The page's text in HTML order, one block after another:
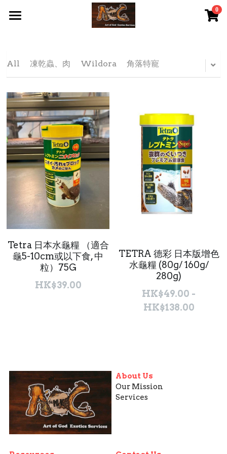
0
關於我們 About Us
最新資訊 Latest News
AOG Channel
網上商店 Shop Now
飼養陸龜小貼士 Tips
Facebook 專頁Facebook Page
聯絡我們 Contact Us
Search
All 凍乾蟲、肉 Wildora 角落特寵
Tetra 日本水龜糧 （適合
龜5-10cm或以下食, 中
粒）75G
HK$39.00
TETRA 德彩 日本版增色
水龜糧 (80g/ 160g/
280g)
HK$49.00 -
HK$138.00
About Us
Our Mission
Services
×
STORE CATEGORIES